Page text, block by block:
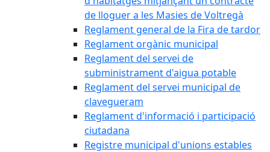
de lloguer a les Masies de Voltregà
Reglament general de la Fira de tardor
Reglament orgànic municipal
Reglament del servei de
subministrament d'aigua potable
Reglament del servei municipal de
clavegueram
Reglament d'informació i participació
ciutadana
Registre municipal d'unions estables